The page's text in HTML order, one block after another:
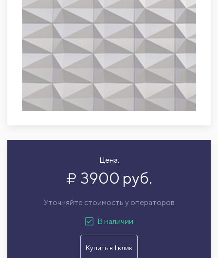
Цена:
3900 руб.
Уточняйте стоимость у операторов
В наличии
Купить в 1 клик